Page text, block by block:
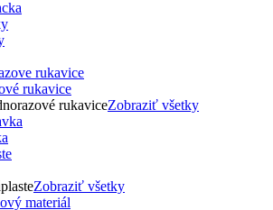
rukavice
rukaviceZobraziť všetky
Zobraziť všetky